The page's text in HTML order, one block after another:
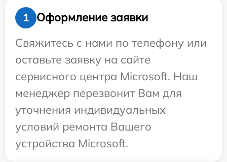
1
Оформление заявки
Свяжитесь с нами по телефону или
оставьте заявку на сайте
сервисного центра Microsoft. Наш
менеджер перезвонит Вам для
уточнения индивидуальных
условий ремонта Вашего
устройства Microsoft.